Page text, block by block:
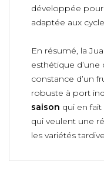
développée
adaptée aux
En résumé, la
esthétique d’une
constance d’un
robuste à port
saison qui en
qui veulent une
les variétés